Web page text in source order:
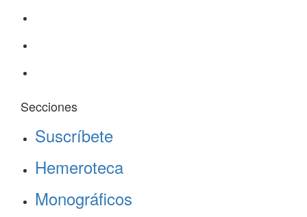
Secciones
Suscríbete
Hemeroteca
Monográficos